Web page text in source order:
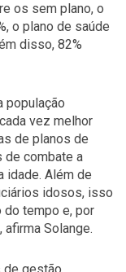
os sem plano, o
o plano de saúde
disso, 82%
população
vez melhor
de planos de
de combate a
idade. Além de
idosos, isso
do tempo e, por
Solange.